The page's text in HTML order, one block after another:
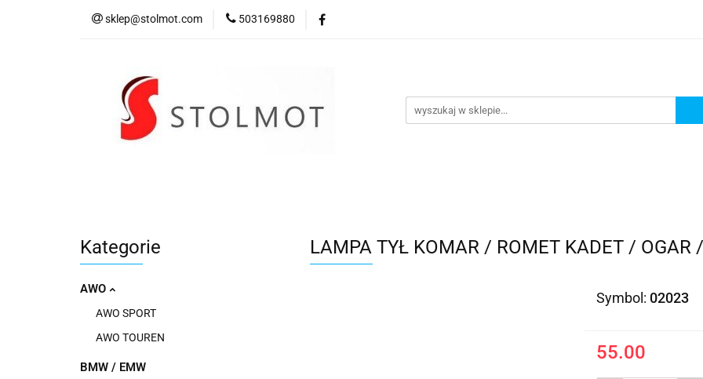
sklep@stolmot.com 503169880
Kategorie
AWO
AWO SPORT
AWO TOUREN
BMW / EMW
LAMPA TYŁ KOMAR / ROMET KADET / OGAR
Symbol: 02023
55.00